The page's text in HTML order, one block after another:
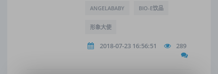
ANGELABABY BIO-E饮品
形象大使
2018-07-23 16:56:51 289